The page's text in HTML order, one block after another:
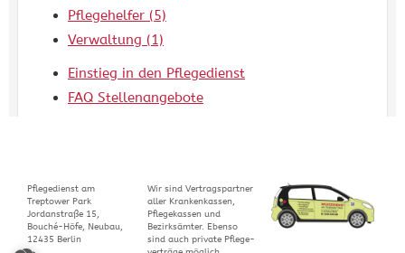
Pflegehelfer (5)
Verwaltung (1)
Einstieg in den Pflegedienst
FAQ Stellenangebote
Pflegedienst am
Treptower Park
Jordanstraße 15,
Bouché-Höfe, Neubau,
12435 Berlin
Wir sind Ver­trags­part­ner
aller Kran­ken­kas­sen,
Pflegekassen und
Bezirks­äm­ter. Ebenso
sind auch pri­vate Pfle­ge­